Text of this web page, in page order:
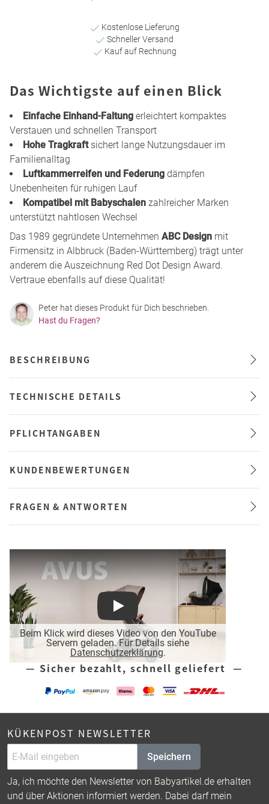
Kostenlose Lieferung
Schneller Versand
Kauf auf Rechnung
Das Wichtigste auf einen Blick
Einfache Einhand-Faltung erleichtert kompaktes
Verstauen und schnellen Transport
Hohe Tragkraftsichert lange Nutzungsdauer im
Familienalltag
Luftkammerreifen und Federung dämpfen
Unebenheiten für ruhigen Lauf
Kompatibel mit Babyschalen zahlreicher Marken
unterstützt nahtlosen Wechsel
Das 1989 gegründete Unternehmen ABC Design mit
Firmensitz in Albbruck (Baden-Württemberg) trägt unter
anderem die Auszeichnung Red Dot Design Award.
Vertraue ebenfalls auf diese Qualität!
Peter hat dieses Produkt für Dich beschrieben.
Hast du Fragen?
BESCHREIBUNG
TECHNISCHE DETAILS
PFLICHTANGABEN
KUNDENBEWERTUNGEN
FRAGEN & ANTWORTEN
Beim Klick wird dieses Video von den YouTube
Servern geladen. Für Details siehe
Datenschutzerklärung.
Play
— Sicher bezahlt, schnell geliefert —
KÜKENPOST NEWSLETTER
Speichern
Ja, ich möchte den Newsletter von Babyartikel.de erhalten
und über Aktionen informiert werden. Dabei darf mein